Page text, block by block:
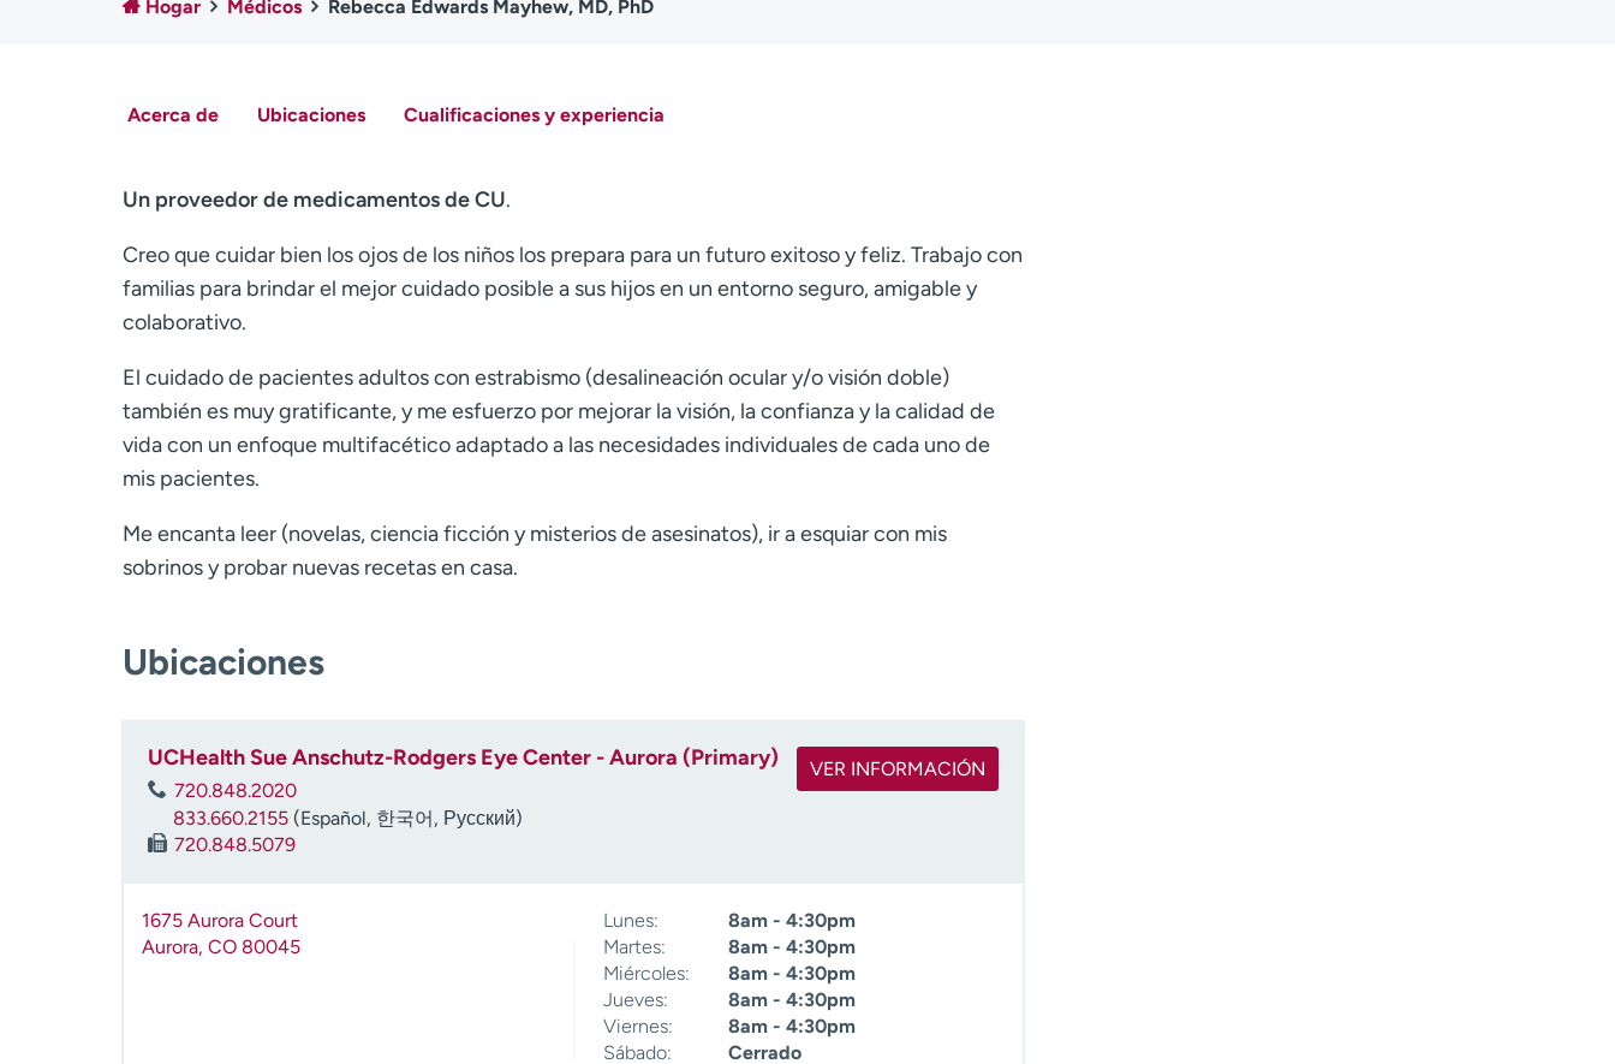
Hogar Médicos Rebecca Edwards Mayhew, MD, PhD
Acerca de Ubicaciones Cualificaciones y experiencia
Un proveedor de medicamentos de CU.
Creo que cuidar bien los ojos de los niños los prepara para un futuro exitoso y feliz. Trabajo con
familias para brindar el mejor cuidado posible a sus hijos en un entorno seguro, amigable y
colaborativo.
El cuidado de pacientes adultos con estrabismo (desalineación ocular y/o visión doble)
también es muy gratificante, y me esfuerzo por mejorar la visión, la confianza y la calidad de
vida con un enfoque multifacético adaptado a las necesidades individuales de cada uno de
mis pacientes.
Me encanta leer (novelas, ciencia ficción y misterios de asesinatos), ir a esquiar con mis
sobrinos y probar nuevas recetas en casa.
Ubicaciones
UCHealth Sue Anschutz-Rodgers Eye Center - Aurora (Primary)
720.848.2020
833.660.2155 (Español, 한국어, Русский)
720.848.5079
VER INFORMACIÓN
1675 Aurora Court
Aurora, CO 80045
Lunes:
8am - 4:30pm
Martes:
8am - 4:30pm
Miércoles:
8am - 4:30pm
Jueves:
8am - 4:30pm
Viernes:
8am - 4:30pm
Sábado:
Cerrado